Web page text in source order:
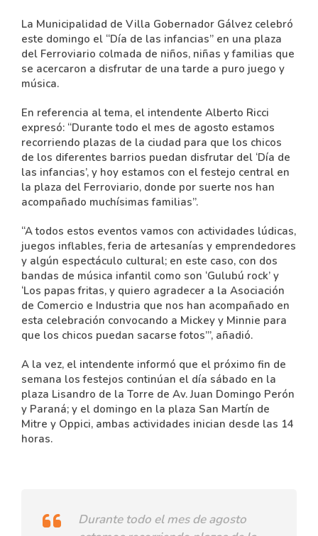
La Municipalidad de Villa Gobernador Gálvez celebró
este domingo el “Día de las infancias” en una plaza
del Ferroviario colmada de niños, niñas y familias que
se acercaron a disfrutar de una tarde a puro juego y
música.
En referencia al tema, el intendente Alberto Ricci
expresó: “Durante todo el mes de agosto estamos
recorriendo plazas de la ciudad para que los chicos
de los diferentes barrios puedan disfrutar del ‘Día de
las infancias’, y hoy estamos con el festejo central en
la plaza del Ferroviario, donde por suerte nos han
acompañado muchísimas familias”.
“A todos estos eventos vamos con actividades lúdicas,
juegos inflables, feria de artesanías y emprendedores
y algún espectáculo cultural; en este caso, con dos
bandas de música infantil como son ‘Gulubú rock’ y
‘Los papas fritas, y quiero agradecer a la Asociación
de Comercio e Industria que nos han acompañado en
esta celebración convocando a Mickey y Minnie para
que los chicos puedan sacarse fotos’”, añadió.
A la vez, el intendente informó que el próximo fin de
semana los festejos continúan el día sábado en la
plaza Lisandro de la Torre de Av. Juan Domingo Perón
y Paraná; y el domingo en la plaza San Martín de
Mitre y Oppici, ambas actividades inician desde las 14
horas.
Durante todo el mes de agosto